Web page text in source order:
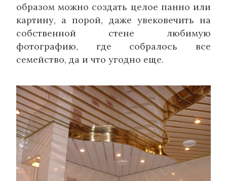
образом можно создать целое панно или
картину, а порой, даже увековечить на
собственной стене любимую
фотографию, где собралось все
семейство, да и что угодно еще.